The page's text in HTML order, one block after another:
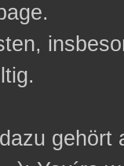
gehört